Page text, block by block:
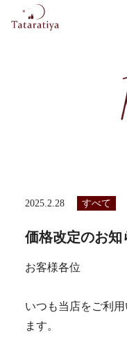
2025.2.28 すべて
価格改定のお知
お客様各位
いつも当店をご利
ます。